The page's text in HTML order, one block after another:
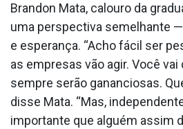
Brandon Mata, calouro da
uma perspectiva semelhante
e esperança. “Acho fácil ser
as empresas vão agir. Você
sempre serão gananciosas.
disse Mata. “Mas,
importante que alguém assim